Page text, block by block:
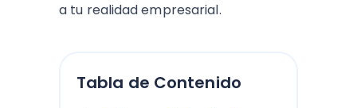
a tu realidad empresarial.
Tabla de Contenido